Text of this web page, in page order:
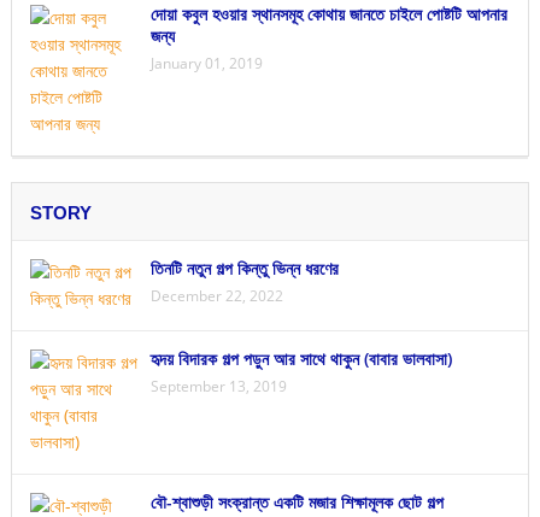
দোয়া কবুল হওয়ার স্থানসমূহ কোথায় জানতে চাইলে পোষ্টটি আপনার
জন্য
January 01, 2019
STORY
তিনটি নতুন গল্প কিন্তু ভিন্ন ধরণের
December 22, 2022
হৃদয় বিদারক গল্প পড়ুন আর সাথে থাকুন (বাবার ভালবাসা)
September 13, 2019
বৌ-শ্বাশুড়ী সংক্রান্ত একটি মজার শিক্ষামূলক ছোট গল্প